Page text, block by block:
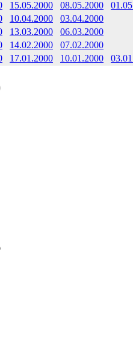
15.05.2000 08.05.2000
10.04.2000
03.04.2000
13.03.2000
06.03.2000
14.02.2000
07.02.2000
17.01.2000 10.01.2000